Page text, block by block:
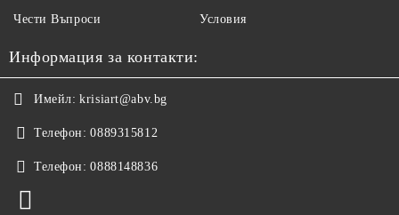
Чести Въпроси Условия
Информация за контакти:
Имейл: krisiart@abv.bg
Телефон: 0889315812
Телефон: 0888148836